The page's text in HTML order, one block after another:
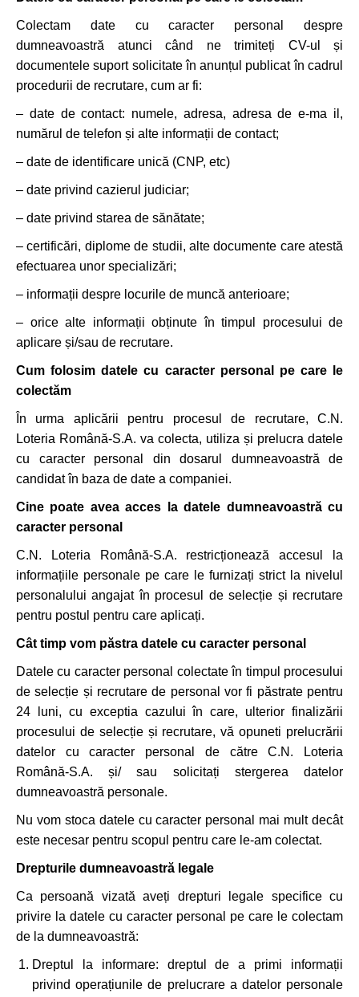
Colectam date cu caracter personal despre
dumneavoastră atunci când ne trimiteți CV-ul și
documentele suport solicitate în anunțul publicat în cadrul
procedurii de recrutare, cum ar fi:
– date de contact: numele, adresa, adresa de e-ma il,
numărul de telefon și alte informații de contact;
– date de identificare unică (CNP, etc)
– date privind cazierul judiciar;
– date privind starea de sănătate;
– certificări, diplome de studii, alte documente care atestă
efectuarea unor specializări;
– informații despre locurile de muncă anterioare;
– orice alte informații obținute în timpul procesului de
aplicare și/sau de recrutare.
Cum folosim datele cu caracter personal pe care le
colectăm
În urma aplicării pentru procesul de recrutare, C.N.
Loteria Română-S.A. va colecta, utiliza și prelucra datele
cu caracter personal din dosarul dumneavoastră de
candidat în baza de date a companiei.
Cine poate avea acces la datele dumneavoastră cu
caracter personal
C.N. Loteria Română-S.A. restricționează accesul la
informațiile personale pe care le furnizați strict la nivelul
personalului angajat în procesul de selecție și recrutare
pentru postul pentru care aplicați.
Cât timp vom păstra datele cu caracter personal
Datele cu caracter personal colectate în timpul procesului
de selecție și recrutare de personal vor fi păstrate pentru
24 luni, cu exceptia cazului în care, ulterior finalizării
procesului de selecție și recrutare, vă opuneti prelucrării
datelor cu caracter personal de către C.N. Loteria
Română-S.A. și/ sau solicitați stergerea datelor
dumneavoastră personale.
Nu vom stoca datele cu caracter personal mai mult decât
este necesar pentru scopul pentru care le-am colectat.
Drepturile dumneavoastră legale
Ca persoană vizată aveți drepturi legale specifice cu
privire la datele cu caracter personal pe care le colectam
de la dumneavoastră:
Dreptul la informare: dreptul de a primi informații
privind operațiunile de prelucrare a datelor personale